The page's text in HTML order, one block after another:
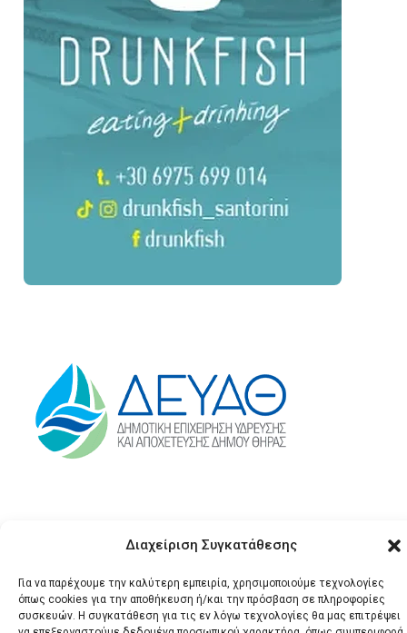
Διαχείριση Συγκατάθεσης
Για να παρέχουμε την καλύτερη εμπειρία, χρησιμοποιούμε τεχνολογίες
όπως cookies για την αποθήκευση ή/και την πρόσβαση σε πληροφορίες
συσκευών. Η συγκατάθεση για τις εν λόγω τεχνολογίες θα μας επιτρέψει
© 2026 Santonews - Όλα